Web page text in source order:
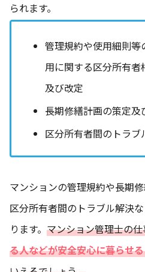
られます。
管理規約や使用細則
用に関する区分所有
及び改定
長期修繕計画の策定及
区分所有者間のトラブ
マンションの管理規約や長期
区分所有者間のトラブル解決
ります。 マンション管理士の
る人などが安全安心に暮らせ